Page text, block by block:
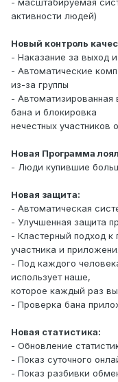
- масштабируемая
активности людей)
Новый контроль
- Наказание за выход
- Автоматические
из-за группы
- Автоматизированная
бана и блокировка
нечестных участников
Новая Программа
- Люди купившие
Новая защита:
- Автоматическая
- Улучшенная защита
- Кластерный подход к
участника и
- Под каждого
использует наше,
которое каждый раз
- Проверка бана
Новая статистика:
- Обновление
- Показ суточного
- Показ разбивки